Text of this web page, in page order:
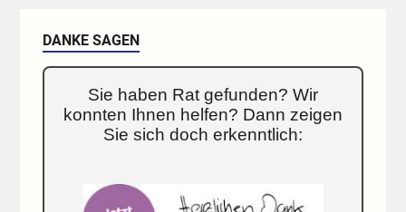
DANKE SAGEN
Sie haben Rat gefunden? Wir
konnten Ihnen helfen? Dann zeigen
Sie sich doch erkenntlich: